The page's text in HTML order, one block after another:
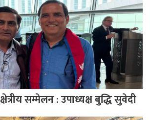
सम्मेलन : उपाध्यक्ष बुद्धि सुवेदी